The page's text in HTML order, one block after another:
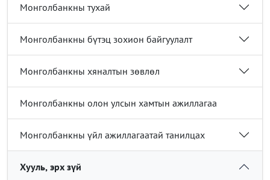
Монголбанкны тухай
Монголбанкны бүтэц зохион байгуулалт
Монголбанкны хяналтын зөвлөл
Монголбанкны олон улсын хамтын ажиллагаа
Монголбанкны үйл ажиллагаатай танилцах
Хууль, эрх зүй